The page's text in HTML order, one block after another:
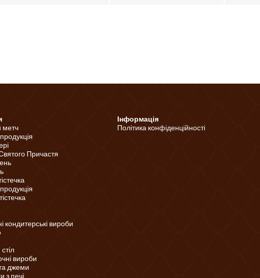
метч
Причастя
кондитерські вироби
вироби
джеми
з печі
Інформація
Політика конфіденційності